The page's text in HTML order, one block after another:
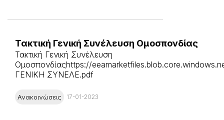
Τακτική Γενική Συνέλευση Ομοσπονδίας
Τακτική Γενική Συνέλευση
Ομοσπονδίαςhttps://
ΓΕΝΙΚΗ ΣΥΝΕΛΕ.pdf
Ανακοινώσεις 17-01-2023